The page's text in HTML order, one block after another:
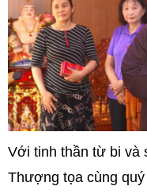
Với tinh thần từ bi và
Thượng tọa cùng